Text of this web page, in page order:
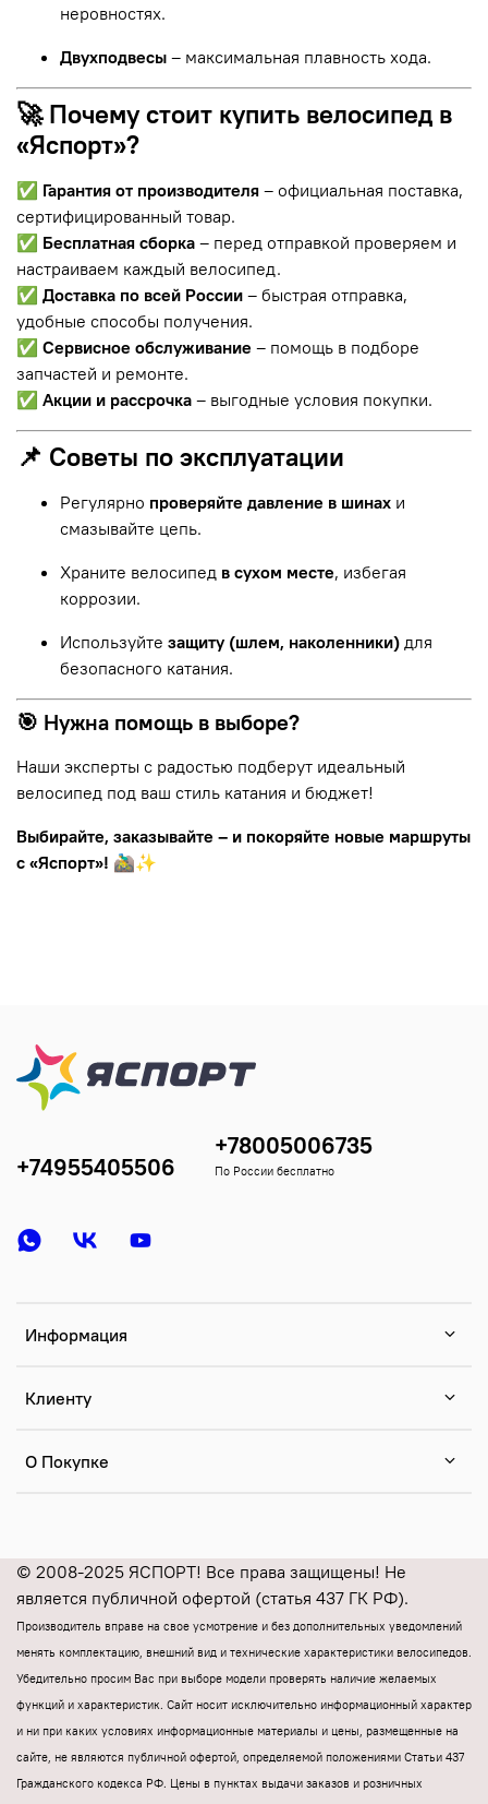
неровностях.
Двухподвесы – максимальная плавность хода.
🚀 Почему стоит купить велосипед в
«Яспорт»?
✅ Гарантия от производителя – официальная поставка,
сертифицированный товар.
✅ Бесплатная сборка – перед отправкой проверяем и
настраиваем каждый велосипед.
✅ Доставка по всей России – быстрая отправка,
удобные способы получения.
✅ Сервисное обслуживание – помощь в подборе
запчастей и ремонте.
✅ Акции и рассрочка – выгодные условия покупки.
📌 Советы по эксплуатации
Регулярно проверяйте давление в шинах и
смазывайте цепь.
Храните велосипед в сухом месте, избегая
коррозии.
Используйте защиту (шлем, наколенники) для
безопасного катания.
🎯 Нужна помощь в выборе?
Наши эксперты с радостью подберут идеальный
велосипед под ваш стиль катания и бюджет!
Выбирайте, заказывайте – и покоряйте новые маршруты
с «Яспорт»! 🚵‍♂️✨
Информация
Клиенту
О Покупке
+74955405506
+78005006735
По России бесплатно
© 2008-2025 ЯСПОРТ! Все права защищены! Не
является публичной офертой (статья 437 ГК РФ).
Производитель вправе на свое усмотрение и без дополнительных уведомлений
менять комплектацию, внешний вид и технические характеристики велосипедов.
Убедительно просим Вас при выборе модели проверять наличие желаемых
функций и характеристик. Cайт носит исключительно информационный характер
и ни при каких условиях информационные материалы и цены, размещенные на
сайте, не являются публичной офертой, определяемой положениями Статьи 437
Гражданского кодекса РФ. Цены в пунктах выдачи заказов и розничных